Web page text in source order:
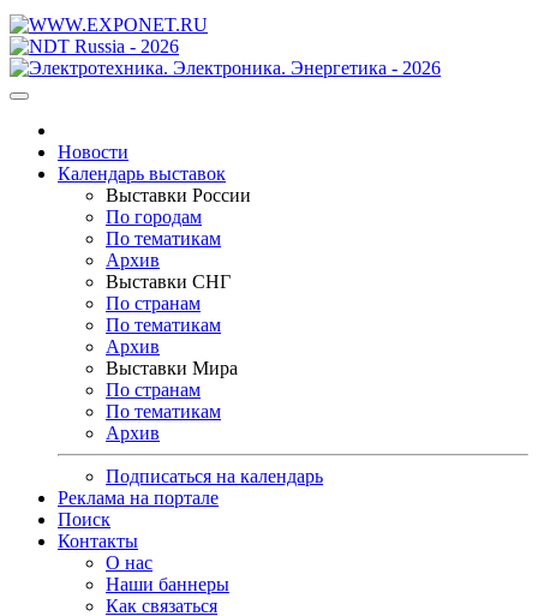
Новости
Календарь выставок
Выставки России
По городам
По тематикам
Архив
Выставки СНГ
По странам
По тематикам
Архив
Выставки Мира
По странам
По тематикам
Архив
Подписаться на календарь
Реклама на портале
Поиск
Контакты
О нас
Наши баннеры
Как связаться